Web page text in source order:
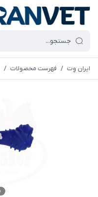
ایران وِت / فهرست محصولات /